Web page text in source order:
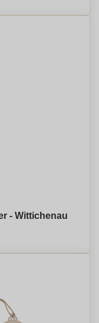
- Wittichenau